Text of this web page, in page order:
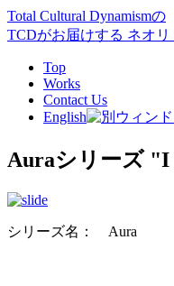
Total Cultural Dynamismの
TCDがお届けする ネオリ
Top
Works
Contact Us
English
Auraシリーズ"I
シリーズ名： Aura